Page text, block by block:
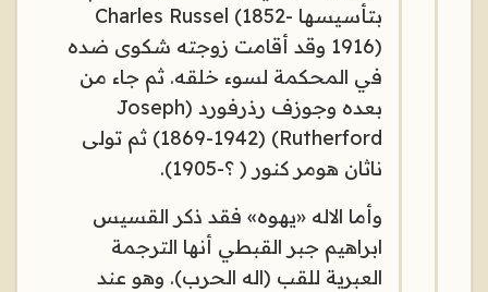
بتأسيسها Charles Russel (1852-
1916) وقد أقامت زوجته شكوى ضده
في المحكمة لسوء خلقه. ثم جاء من
بعده وجوزف رذرفورد (Joseph
Rutherford) (1869-1942) ثم تولى
ناثان هومر كنور ( ؟-1905).
وأما الاله «يهوه» فقد ذكر القسيس
ابراهيم جبر القبطي أنها الترجمة
العبرية للقب (اله الحرب). وهو عند